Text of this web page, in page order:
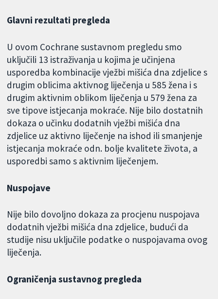
Glavni rezultati pregleda
U ovom Cochrane sustavnom pregledu smo
uključili 13 istraživanja u kojima je učinjena
usporedba kombinacije vježbi mišića dna zdjelice s
drugim oblicima aktivnog liječenja u 585 žena i s
drugim aktivnim oblikom liječenja u 579 žena za
sve tipove istjecanja mokraće. Nije bilo dostatnih
dokaza o učinku dodatnih vježbi mišića dna
zdjelice uz aktivno liječenje na ishod ili smanjenje
istjecanja mokraće odn. bolje kvalitete života, a
usporedbi samo s aktivnim liječenjem.
Nuspojave
Nije bilo dovoljno dokaza za procjenu nuspojava
dodatnih vježbi mišića dna zdjelice, budući da
studije nisu uključile podatke o nuspojavama ovog
liječenja.
Ograničenja sustavnog pregleda